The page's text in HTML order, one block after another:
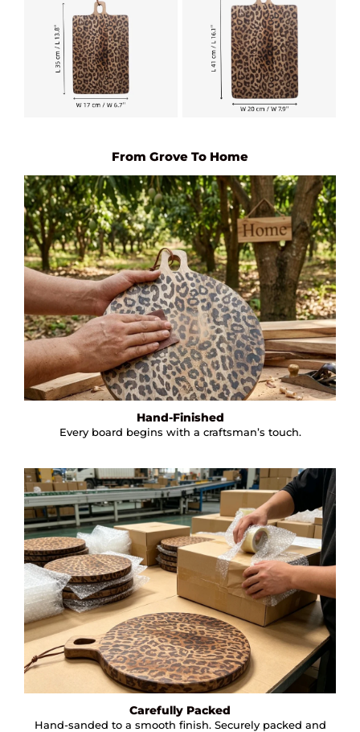
From Grove To Home
Hand-Finished
Every board begins with a craftsman’s touch.
Carefully Packed
Hand-sanded to a smooth finish. Securely packed and